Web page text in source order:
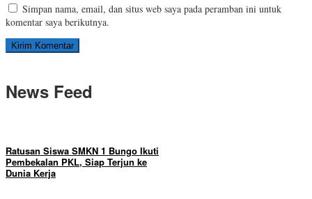
Simpan nama, email, dan situs web saya pada peramban ini untuk
komentar saya berikutnya.
News Feed
Ratusan Siswa SMKN 1 Bungo Ikuti
Pembekalan PKL, Siap Terjun ke
Dunia Kerja